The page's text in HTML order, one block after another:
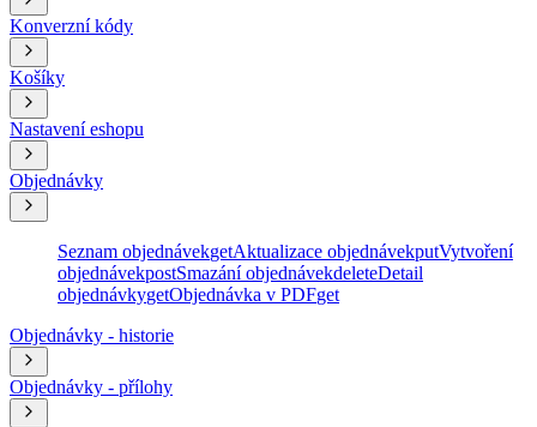
Konverzní kódy
Košíky
Nastavení eshopu
Objednávky
Seznam objednávekgetAktualizace objednávekputVytvoření
objednávekpostSmazání objednávekdeleteDetail
objednávkygetObjednávka v PDFget
Objednávky - historie
Objednávky - přílohy